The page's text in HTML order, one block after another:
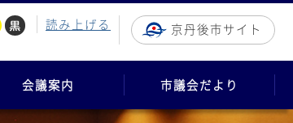
読み上げる 京丹後市サイト
会議案内 市議会だより